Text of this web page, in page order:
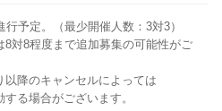
行予定。（最少開催人数：3対3）
対8程度まで追加募集の可能性がご
降のキャンセルによっては
る場合がございます。